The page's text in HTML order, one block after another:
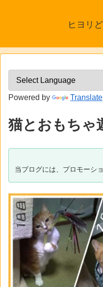
ヒヨリ
Powered by Translate
猫とおもちゃ
当ブログには、プロモーシ